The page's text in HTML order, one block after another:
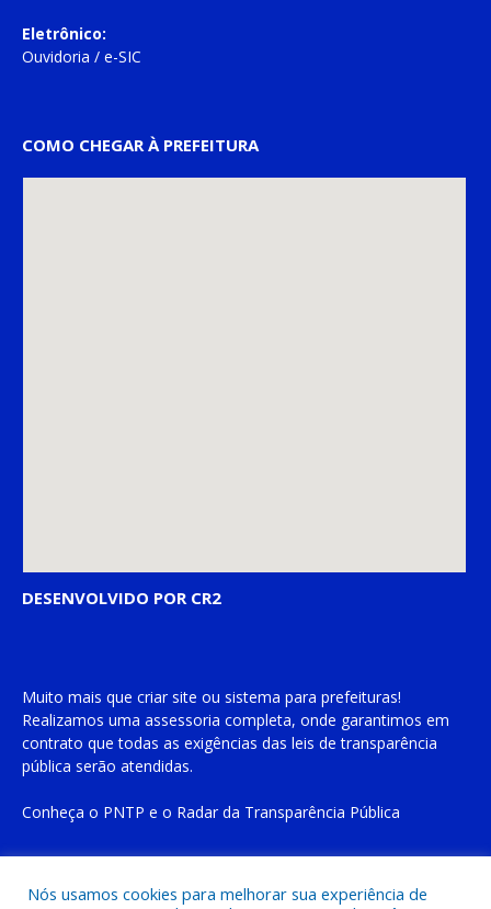
Eletrônico:
Ouvidoria / e-SIC
COMO CHEGAR À PREFEITURA
DESENVOLVIDO POR CR2
Muito mais que criar site ou sistema para prefeituras!
Realizamos uma assessoria completa, onde garantimos em
contrato que todas as exigências das leis de transparência
pública serão atendidas.
Conheça o PNTP e o Radar da Transparência Pública
Nós usamos cookies para melhorar sua experiência de